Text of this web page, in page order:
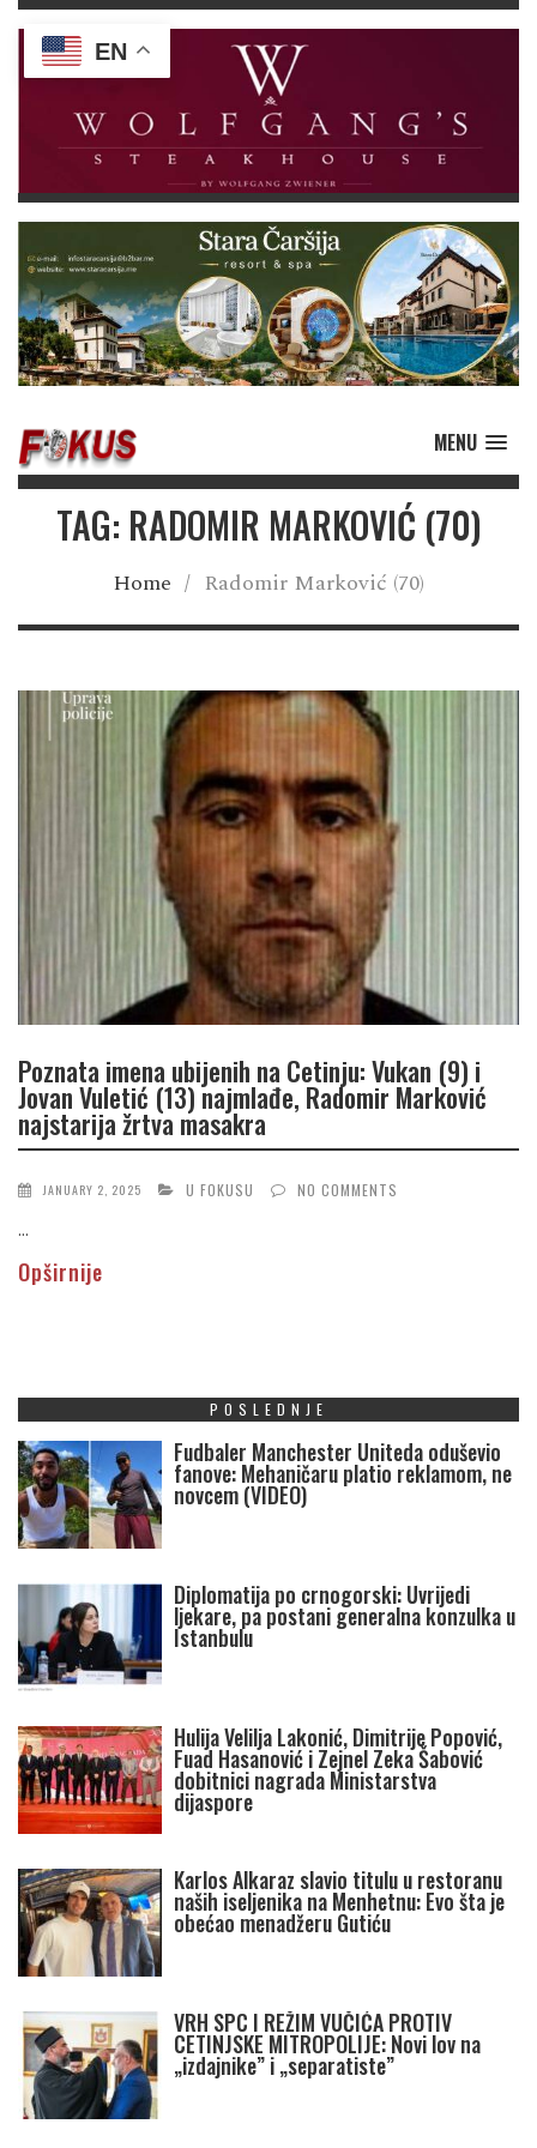
MENU
TAG: RADOMIR MARKOVIĆ (70)
Home / Radomir Marković (70)
Poznata imena ubijenih na Cetinju: Vukan (9) i
Jovan Vuletić (13) najmlađe, Radomir Marković
najstarija žrtva masakra
JANUARY 2, 2025 U FOKUSU NO COMMENTS
...
Opširnije
POSLEDNJE
Fudbaler Manchester Uniteda oduševio
fanove: Mehaničaru platio reklamom, ne
novcem (VIDEO)
Diplomatija po crnogorski: Uvrijedi
ljekare, pa postani generalna konzulka u
Istanbulu
Hulija Velilja Lakonić, Dimitrije Popović,
Fuad Hasanović i Zejnel Zeka Šabović
dobitnici nagrada Ministarstva
dijaspore
Karlos Alkaraz slavio titulu u restoranu
naših iseljenika na Menhetnu: Evo šta je
obećao menadžeru Gutiću
VRH SPC I REŽIM VUČIĆA PROTIV
CETINJSKE MITROPOLIJE: Novi lov na
„izdajnike” i „separatiste”
EN